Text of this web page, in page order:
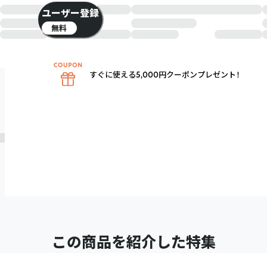
この商品を紹介した特集
ユーザー登録
無料
すぐに使える5,000円クーポンプレゼント！